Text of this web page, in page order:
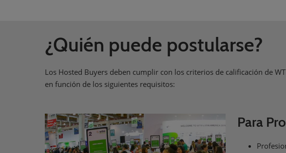
¿Quién puede postularse?
Los Hosted Buyers deben cumplir con los criterios de calificación de
en función de los siguientes requisitos:
Para